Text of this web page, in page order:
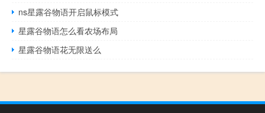
ns星露谷物语开启鼠标模式
星露谷物语怎么看农场布局
星露谷物语花无限送么